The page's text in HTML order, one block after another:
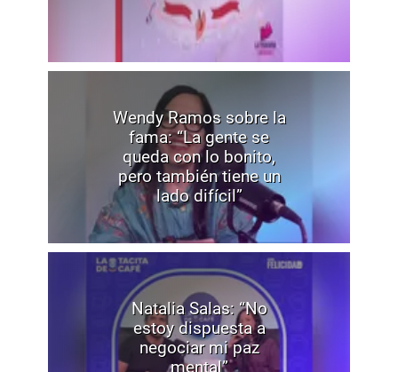
Wendy Ramos sobre la
fama: “La gente se
queda con lo bonito,
pero también tiene un
lado difícil”
Natalia Salas: “No
estoy dispuesta a
negociar mi paz
mental”